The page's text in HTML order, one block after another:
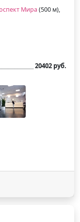
Мира (500 м),
20402 руб.